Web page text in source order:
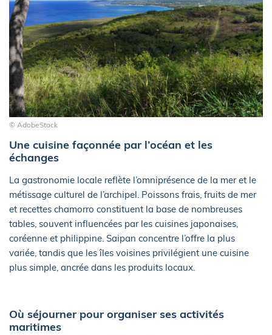
© AdobeStock
Une cuisine façonnée par l’océan et les
échanges
La gastronomie locale reflète l’omniprésence de la mer et le
métissage culturel de l’archipel. Poissons frais, fruits de mer
et recettes chamorro constituent la base de nombreuses
tables, souvent influencées par les cuisines japonaises,
coréenne et philippine. Saipan concentre l’offre la plus
variée, tandis que les îles voisines privilégient une cuisine
plus simple, ancrée dans les produits locaux.
Où séjourner pour organiser ses activités
maritimes